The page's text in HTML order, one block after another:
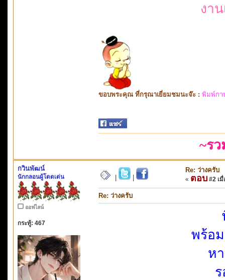
งา
ขอบพระคุณ ที่กรุณาเยี่ยมชมนะจ๊ะ : พิมพ์กา
~ร
กวินพัฒน์
นักกลอนผู้โดดเด่น
ออฟไลน์
กระทู้: 467
Re: ว่างครับ
« ตอบ #2 เมื่
Re: ว่างครับ
พร้อ
ห